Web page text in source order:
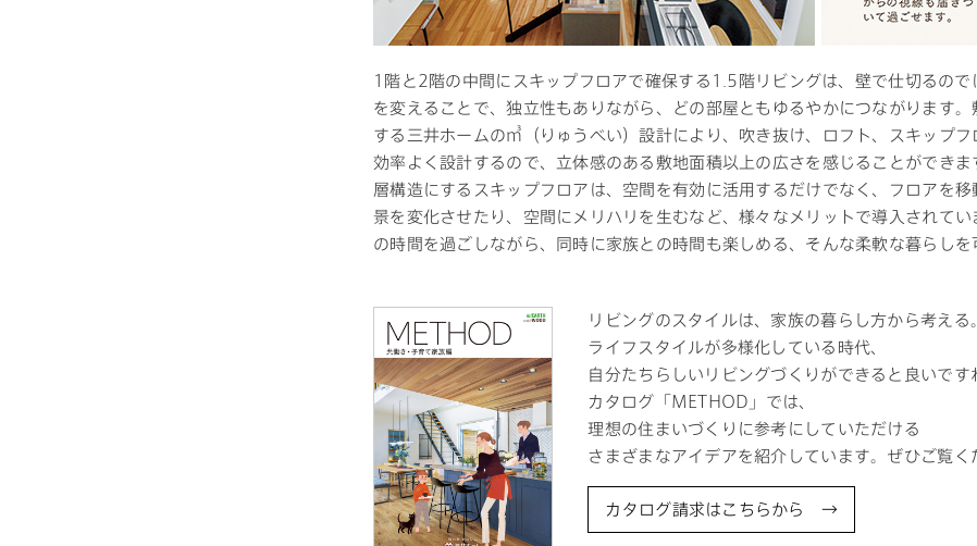
1階と2階の中間にスキップフロアで確保する1.5階リビングは、壁で仕切るので
を変えることで、独立性もありながら、どの部屋ともゆるやかにつながります。
する三井ホームの㎥（りゅうべい）設計により、吹き抜け、ロフト、スキップフ
効率よく設計するので、立体感のある敷地面積以上の広さを感じることができま
層構造にするスキップフロアは、空間を有効に活用するだけでなく、フロアを
景を変化させたり、空間にメリハリを生むなど、様々なメリットで導入されて
の時間を過ごしながら、同時に家族との時間も楽しめる、そんな柔軟な暮らしを
リビングのスタイルは、家族の暮らし方から考える。
ライフスタイルが多様化している時代、
自分たちらしいリビングづくりができると良いです
カタログ「METHOD」では、
理想の住まいづくりに参考にしていただける
さまざまなアイデアを紹介しています。ぜひご覧く
カタログ請求はこちらから →